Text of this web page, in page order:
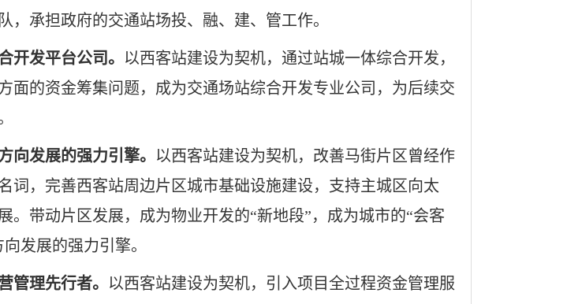
，承担政府的交通站场投、融、建、管工作。
开发平台公司。 以西客站建设为契机，通过站城一体综合开发，
面的资金筹集问题，成为交通场站综合开发专业公司，为后续交
向发展的强力引擎。 以西客站建设为契机，改善马街片区曾经作
词，完善西客站周边片区城市基础设施建设，支持主城区向太
。带动片区发展，成为物业开发的“新地段”，成为城市的“会客
发展的强力引擎。
管理先行者。 以西客站建设为契机，引入项目全过程资金管理服